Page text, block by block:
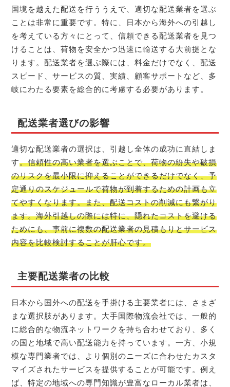
国境を越えた配送を行ううえで、適切な配送業者を選ぶ
ことは非常に重要です。特に、日本から海外への引越し
を考えている方々にとって、信頼できる配送業者を見つ
けることは、荷物を安全かつ迅速に輸送する大前提とな
ります。配送業者を選ぶ際には、料金だけでなく、配送
スピード、サービスの質、実績、顧客サポートなど、多
岐にわたる要素を総合的に考慮する必要があります。
配送業者選びの影響
適切な配送業者の選択は、引越し全体の成功に直結しま
す。信頼性の高い業者を選ぶことで、荷物の紛失や破損
のリスクを最小限に抑えることができるだけでなく、予
定通りのスケジュールで荷物が到着するための計画も立
てやすくなります。また、配送コストの削減にも繋がり
ます。海外引越しの際には特に、隠れたコストを避ける
ためにも、事前に複数の配送業者の見積もりとサービス
内容を比較検討することが肝心です。
主要配送業者の比較
日本から国外への配送を手掛ける主要業者には、さまざ
まな選択肢があります。大手国際物流会社では、一般的
に総合的な物流ネットワークを持ち合わせており、多く
の国と地域で高い配送能力を持っています。一方、小規
模な専門業者では、より個別のニーズに合わせたカスタ
マイズされたサービスを提供することが可能です。例え
ば、特定の地域への専門知識が豊富なローカル業者は、